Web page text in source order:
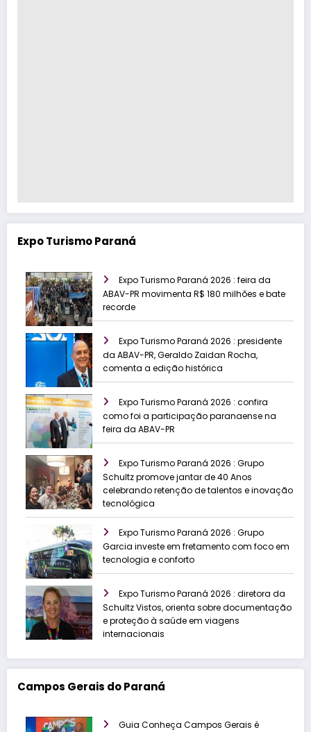
Expo Turismo Paraná
Expo Turismo Paraná 2026 : feira da
ABAV-PR movimenta R$ 180 milhões e bate
recorde
Expo Turismo Paraná 2026 : presidente
da ABAV-PR, Geraldo Zaidan Rocha,
comenta a edição histórica
Expo Turismo Paraná 2026 : confira
como foi a participação paranaense na
feira da ABAV-PR
Expo Turismo Paraná 2026 : Grupo
Schultz promove jantar de 40 Anos
celebrando retenção de talentos e inovação
tecnológica
Expo Turismo Paraná 2026 : Grupo
Garcia investe em fretamento com foco em
tecnologia e conforto
Expo Turismo Paraná 2026 : diretora da
Schultz Vistos, orienta sobre documentação
e proteção à saúde em viagens
internacionais
Campos Gerais do Paraná
Guia Conheça Campos Gerais é